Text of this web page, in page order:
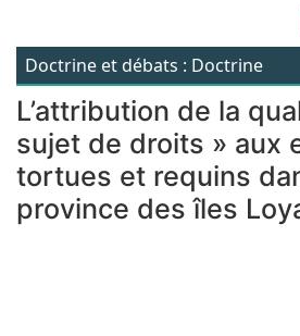
Doctrine et débats : Doctrine
L’attribution de la
sujet de droits » aux
tortues et requins
province des îles